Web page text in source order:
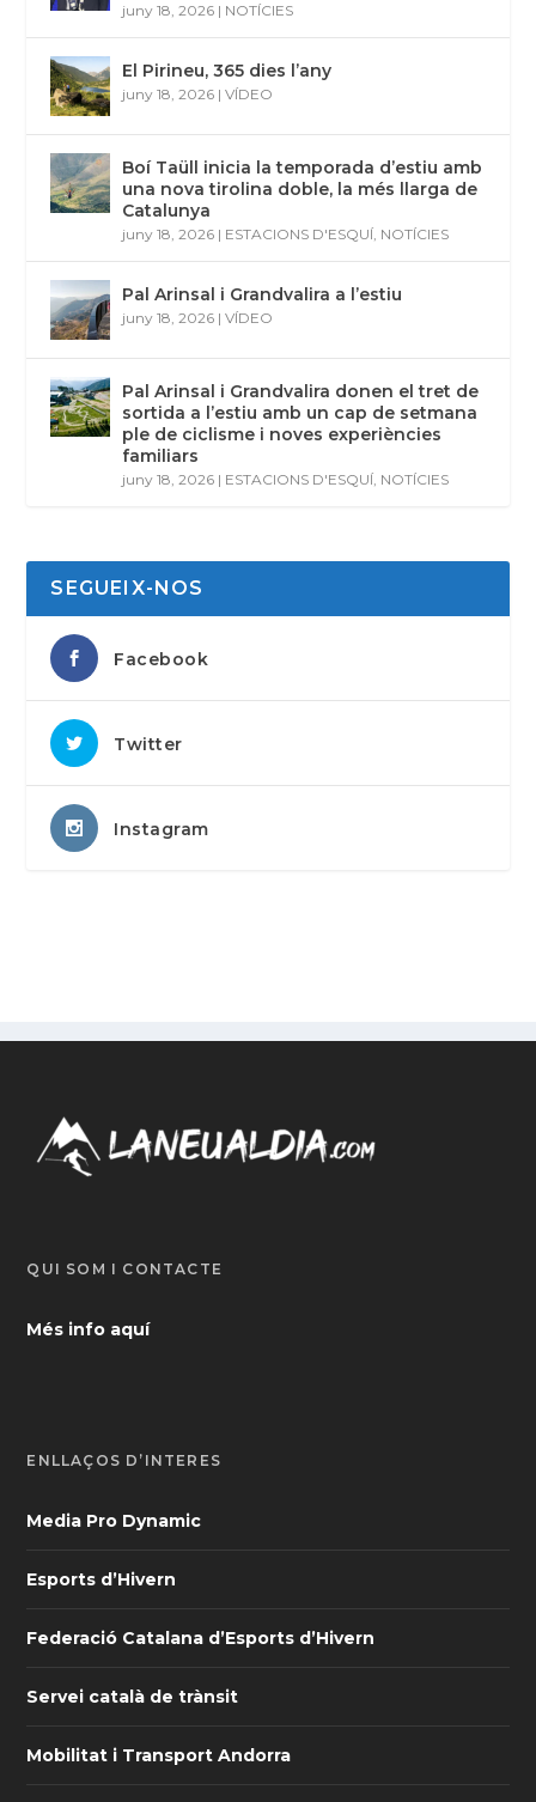
juny 18, 2026 | NOTÍCIES
El Pirineu, 365 dies l’any
juny 18, 2026 |VÍDEO
Boí Taüll inicia la temporada d’estiu amb
una nova tirolina doble, la més llarga de
Catalunya
juny 18, 2026 | ESTACIONS D'ESQUÍ, NOTÍCIES
Pal Arinsal i Grandvalira a l’estiu
juny 18, 2026 |VÍDEO
Pal Arinsal i Grandvalira donen el tret de
sortida a l’estiu amb un cap de setmana
ple de ciclisme i noves experiències
familiars
juny 18, 2026 | ESTACIONS D'ESQUÍ, NOTÍCIES
SEGUEIX-NOS
Facebook
Twitter
Instagram
QUI SOM I CONTACTE
Més info aquí
ENLLAÇOS D’INTERÈS
Media Pro Dynamic
Esports d’Hivern
Federació Catalana d’Esports d’Hivern
Servei català de trànsit
Mobilitat i Transport Andorra